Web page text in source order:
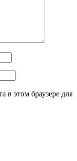
в этом браузере для